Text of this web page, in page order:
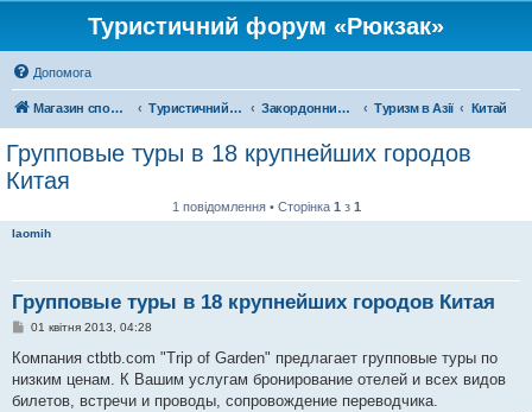
Туристичний форум «Рюкзак»
Допомога
Магазин спорядження Туристичний форум «Рюкзак» Закордонний туризм Туризм в Азії Китай
Групповые туры в 18 крупнейших городов
Китая
1 повідомлення • Сторінка 1 з 1
laomih
Групповые туры в 18 крупнейших городов Китая
П
в
д
о
01 квітня 2013, 04:28
Компания ctbtb.com "Trip of Garden" предлагает групповые туры по
низким ценам. К Вашим услугам бронирование отелей и всех видов
билетов, встречи и проводы, сопровождение переводчика.